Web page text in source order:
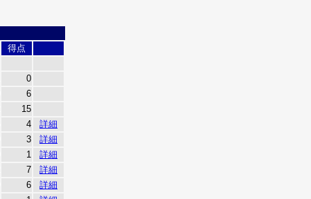
得点
0
6
15
4
詳細
3
詳細
1
詳細
7
詳細
6
詳細